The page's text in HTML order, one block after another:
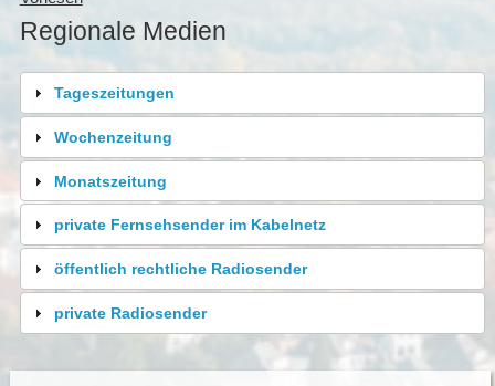
Regionale Medien
Tageszeitungen
Wochenzeitung
Monatszeitung
private Fernsehsender im Kabelnetz
öffentlich rechtliche Radiosender
private Radiosender